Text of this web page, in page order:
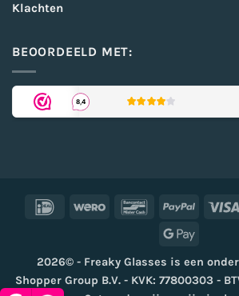
Klachten
BEOORDEELD MET:
IDeal Wero BancontactPayPal
Google
2026© - Freaky Glasses is een
Shopper Group B.V. - KVK: 77800303 -